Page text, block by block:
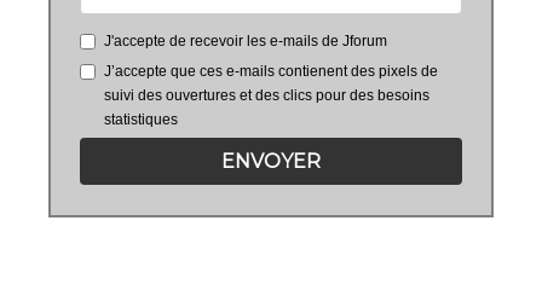
J'accepte de recevoir les e-mails de Jforum
J’accepte que ces e-mails contienent des pixels de
suivi des ouvertures et des clics pour des besoins
statistiques
ENVOYER